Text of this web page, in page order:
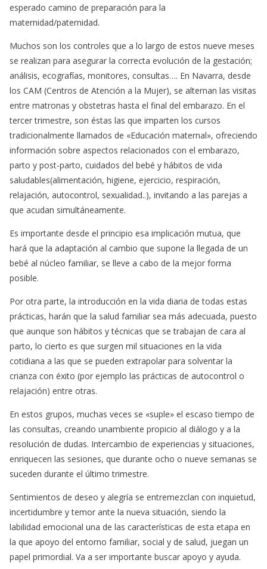
esperado camino de preparación para la
maternidad/paternidad.
Muchos son los controles que a lo largo de estos nueve meses
se realizan para asegurar la correcta evolución de la gestación;
análisis, ecografías, monitores, consultas…. En Navarra, desde
los CAM (Centros de Atención a la Mujer), se alternan las visitas
entre matronas y obstetras hasta el final del embarazo. En el
tercer trimestre, son éstas las que imparten los cursos
tradicionalmente llamados de «Educación maternal», ofreciendo
información sobre aspectos relacionados con el embarazo,
parto y post-parto, cuidados del bebé y hábitos de vida
saludables(alimentación, higiene, ejercicio, respiración,
relajación, autocontrol, sexualidad..), invitando a las parejas a
que acudan simultáneamente.
Es importante desde el principio esa implicación mutua, que
hará que la adaptación al cambio que supone la llegada de un
bebé al núcleo familiar, se lleve a cabo de la mejor forma
posible.
Por otra parte, la introducción en la vida diaria de todas estas
prácticas, harán que la salud familiar sea más adecuada, puesto
que aunque son hábitos y técnicas que se trabajan de cara al
parto, lo cierto es que surgen mil situaciones en la vida
cotidiana a las que se pueden extrapolar para solventar la
crianza con éxito (por ejemplo las prácticas de autocontrol o
relajación) entre otras.
En estos grupos, muchas veces se «suple» el escaso tiempo de
las consultas, creando unambiente propicio al diálogo y a la
resolución de dudas. Intercambio de experiencias y situaciones,
enriquecen las sesiones, que durante ocho o nueve semanas se
suceden durante el último trimestre.
Sentimientos de deseo y alegría se entremezclan con inquietud,
incertidumbre y temor ante la nueva situación, siendo la
labilidad emocional una de las características de esta etapa en
la que apoyo del entorno familiar, social y de salud, juegan un
papel primordial. Va a ser importante buscar apoyo y ayuda.